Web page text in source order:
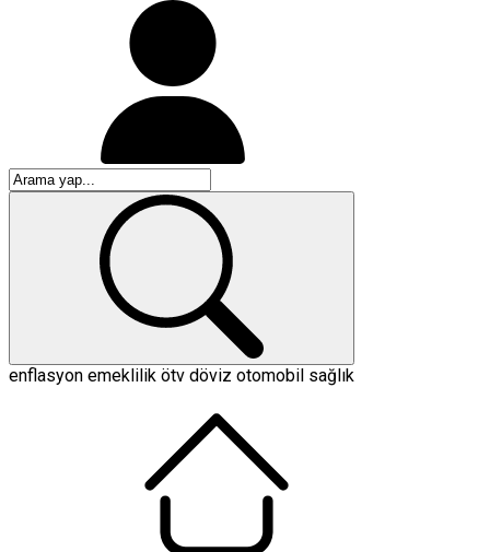
enflasyon emeklilik ötv döviz otomobil sağlık